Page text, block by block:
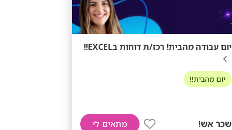
יום עבודה מהבית! רכז/ת דוחות בEXCEL!!
יום מהבית!!
שכר אש! מתאים לי